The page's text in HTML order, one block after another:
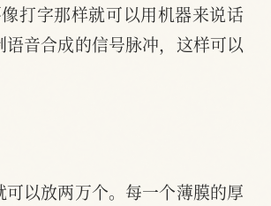
打字那样就可以用机器来说话
音合成的信号脉冲，这样可以
以放两万个。每一个薄膜的厚